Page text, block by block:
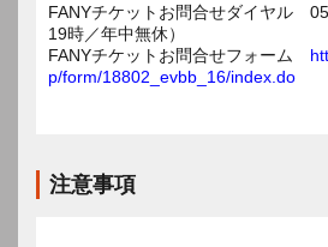
FANYチケットお問合せダイヤル
19時／年中無休）
FANYチケットお問合せフォーム
p/form/18802_evbb_16/index.do
注意事項